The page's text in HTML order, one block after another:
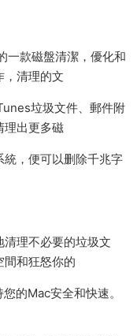
一款磁盤清潔，優化和
，清理的文
垃圾文件、郵件附
理出更多磁
，便可以删除千兆字
理不必要的垃圾文
間和狂怒你的
的Mac安全和快速。